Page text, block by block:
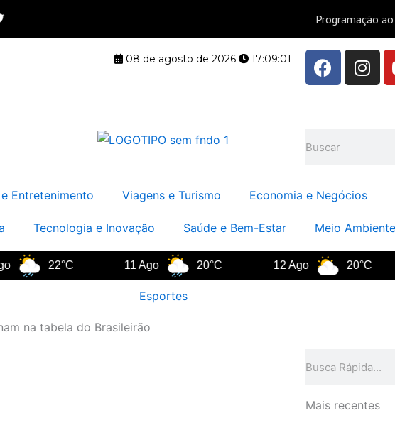
08 de agosto de 2026 17:09:02
F
a
o
I
n
m
Entretenimento Viagens e Turismo Economia e Negócios
Tecnologia e Inovação Saúde e Bem-Estar Meio
22°C 11 Ago 20°C 12 Ago 20°C
Esportes
na tabela do Brasileirão
Mais recentes